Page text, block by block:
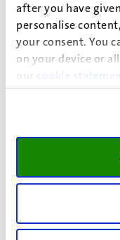
after you have
personalise
your consent. You
on your device or
our
cookie
geluid aan dat
ontruimddient te
devluchtwegen